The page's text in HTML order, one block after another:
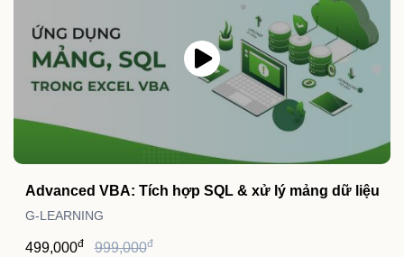
Advanced VBA: Tích hợp SQL & xử lý mảng dữ liệu
G-LEARNING
499,000đ 999,000đ